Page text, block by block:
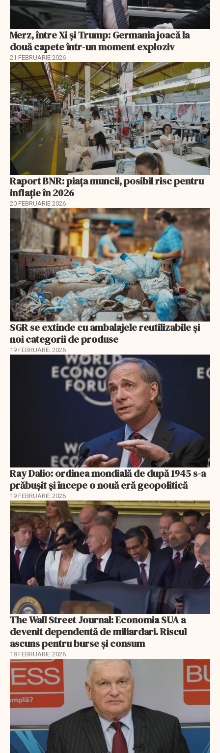
Merz, între Xi și Trump: Germania joacă la
două capete într-un moment exploziv
21 FEBRUARIE 2026
Raport BNR: piața muncii, posibil risc pentru
inflație în 2026
20 FEBRUARIE 2026
SGR se extinde cu ambalajele reutilizabile și
noi categorii de produse
19 FEBRUARIE 2026
Ray Dalio: ordinea mondială de după 1945 s-a
prăbușit și începe o nouă eră geopolitică
19 FEBRUARIE 2026
The Wall Street Journal: Economia SUA a
devenit dependentă de miliardari. Riscul
ascuns pentru burse și consum
18 FEBRUARIE 2026
EXCLUSIV